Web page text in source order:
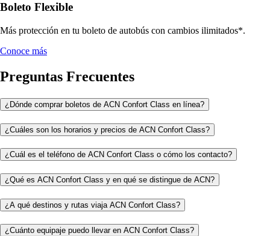
Boleto Flexible
Más protección en tu boleto de autobús con cambios ilimitados*.
Conoce más
Preguntas Frecuentes
¿Dónde comprar boletos de ACN Confort Class en línea?
¿Cuáles son los horarios y precios de ACN Confort Class?
¿Cuál es el teléfono de ACN Confort Class o cómo los contacto?
¿Qué es ACN Confort Class y en qué se distingue de ACN?
¿A qué destinos y rutas viaja ACN Confort Class?
¿Cuánto equipaje puedo llevar en ACN Confort Class?